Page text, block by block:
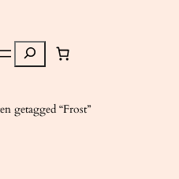
Zoeken
getagged “Frost”